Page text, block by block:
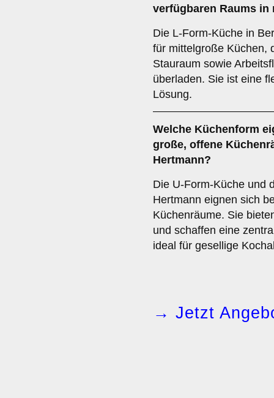
verfügbaren Raums
Die L-Form-Küche in
für mittelgroße Küchen,
Stauraum sowie
überladen. Sie ist eine
Lösung.
Welche Küchenform
große, offene
Hertmann?
Die U-Form-Küche und
Hertmann eignen sich
Küchenräume. Sie
und schaffen eine
ideal für gesellige
→ Jetzt